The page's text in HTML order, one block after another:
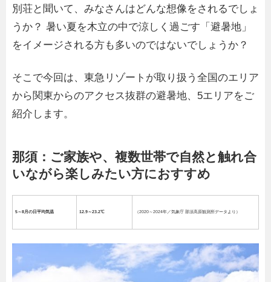
別荘と聞いて、みなさんはどんな想像をされるでしょ
うか？ 暑い夏を木立の中で涼しく過ごす「避暑地」
をイメージされる方も多いのではないでしょうか？
そこで今回は、東急リゾートが取り扱う全国のエリア
から関東からのアクセス抜群の避暑地、5エリアをご
紹介します。
那須：ご家族や、複数世帯で自然と触れ合
いながら楽しみたい方におすすめ
5～8月の日平均気温 12.9～23.2℃ （2020～2024年／気象庁 那須高原観測所データより）